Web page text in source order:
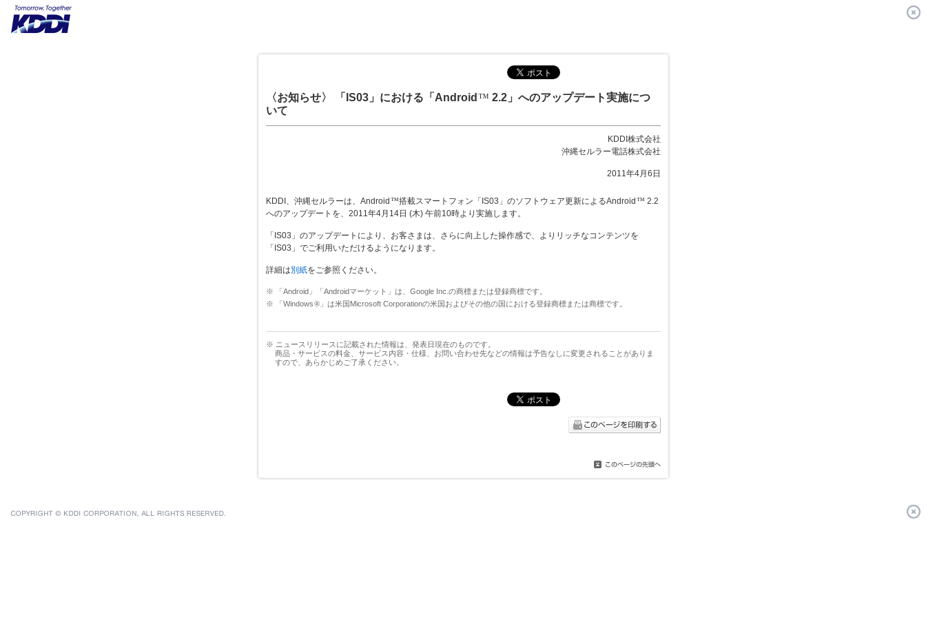
〈お知らせ〉 「IS03」における「Android™ 2.2」へのアップデート実施につ
いて
KDDI株式会社
沖縄セルラー電話株式会社
2011年4月6日
KDDI、沖縄セルラーは、Android ™搭載スマートフォン「IS03」のソフトウェア更新によるAndroid ™ 2.2
へのアップデートを、2011年4月14日 (木) 午前10時より実施します。
「IS03」のアップデートにより、お客さまは、さらに向上した操作感で、よりリッチなコンテンツを
「IS03」でご利用いただけるようになります。
詳細は別紙をご参照ください。
※ 「Android」「Androidマーケット」は、Google Inc.の商標または登録商標です。
※ 「Windows®」は米国Microsoft Corporationの米国およびその他の国における登録商標または商標です。
※ ニュースリリースに記載された情報は、発表日現在のものです。
商品・サービスの料金、サービス内容・仕様、お問い合わせ先などの情報は予告なしに変更されることがありま
すので、あらかじめご了承ください。